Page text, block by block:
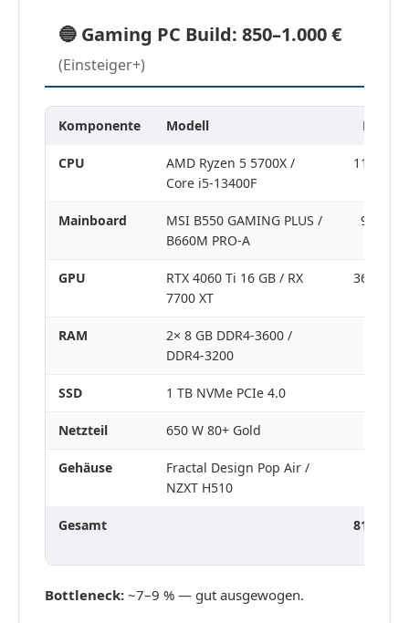
🔵 Gaming PC Build: 850–1.000 €
(Einsteiger+)
Komponente Modell Preis
CPU
AMD Ryzen 5 5700X /
Core i5-13400F
110–140
Mainboard
MSI B550 GAMING PLUS /
B660M PRO-A
90–120
GPU
RTX 4060 Ti 16 GB / RX
7700 XT
360–420
RAM
2× 8 GB DDR4-3600 /
DDR4-3200
SSD 1 TB NVMe PCIe 4.0
Netzteil 650 W 80+ Gold
Gehäuse
Fractal Design Pop Air /
NZXT H510
Gesamt
Bottleneck: ~7–9 % — gut ausgewogen.